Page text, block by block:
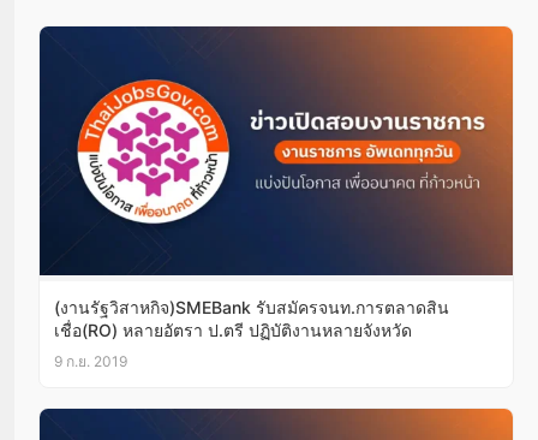
(งานรัฐวิสาหกิจ)SMEBank รับสมัครจนท.การตลาดสิน
เชื่อ(RO) หลายอัตรา ป.ตรี ปฏิบัติงานหลายจังหวัด
9 ก.ย. 2019